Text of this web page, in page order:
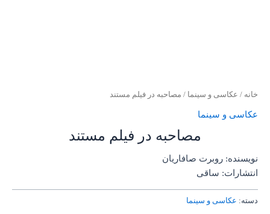
خانه / عکاسی و سینما / مصاحبه در فیلم مستند
عکاسی و سینما
مصاحبه در فیلم مستند
نویسنده: روبرت صافاریان
انتشارات: ساقی
دسته: عکاسی و سینما